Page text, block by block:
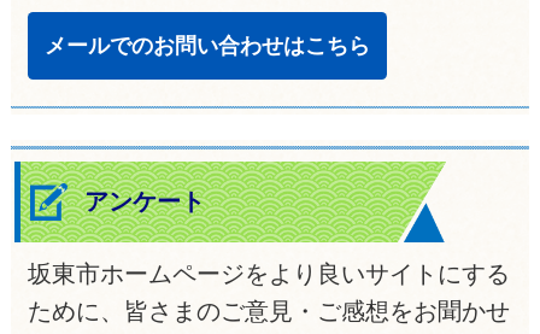
メールでのお問い合わせはこちら
アンケート
坂東市ホームページをより良いサイトにする
ために、皆さまのご意見・ご感想をお聞かせ